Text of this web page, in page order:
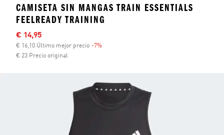
CAMISETA SIN MANGAS TRAIN ESSENTIALS
FEELREADY TRAINING
Precio rebajado
€ 14,95
€ 16,10 Último mejor precio -7%
€ 23 Precio original